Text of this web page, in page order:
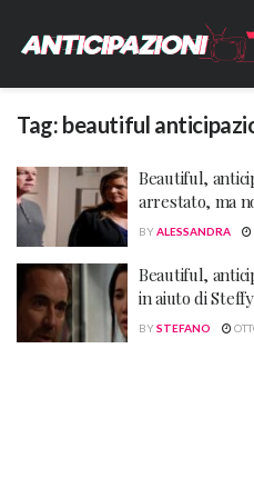
Tag: beautiful
Beautiful,
arrestato, ma
BYALESSANDRA
Beautiful,
in aiuto di Steffy
BYSTEFANO